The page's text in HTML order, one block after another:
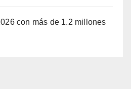
con más de 1.2 millones